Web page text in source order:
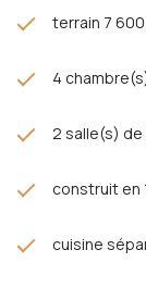
terrain 7 600
4
2 salle(s) de
construit en
cuisine